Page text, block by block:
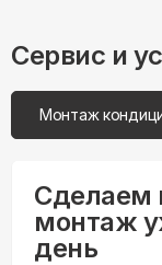
Сервис и
Монтаж
Сделаем
монтаж
день